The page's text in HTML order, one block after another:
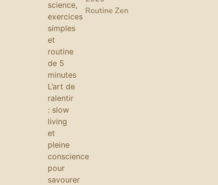
science,
exercices
simples
et
routine
de 5
minutes
L’art de
ralentir
: slow
living
et
pleine
conscience
pour
savourer
Routine Zen